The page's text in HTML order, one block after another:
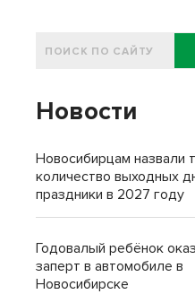
Новости
Новосибирцам назвали
количество выходных
праздники в 2027 году
Годовалый ребёнок
заперт в автомобиле в
Новосибирске